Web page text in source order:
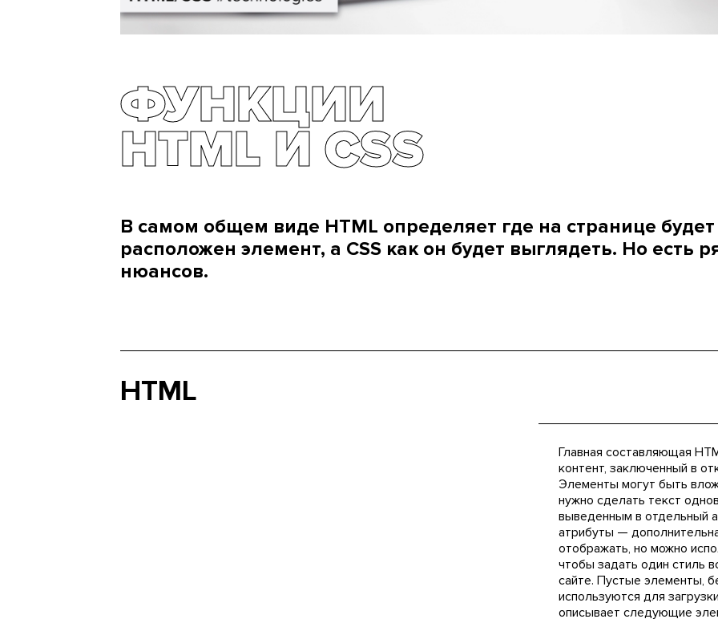
ФУНКЦИИ
HTML И CSS
В самом общем виде HTML определяет где на странице будет
расположен элемент, а CSS как он будет выглядеть. Но есть
нюансов.
HTML
Главная составляющая
контент, заключенный в
Элементы могут быть
нужно сделать текст
выведенным в отдельный
атрибуты —
отображать, но можно
чтобы задать один стиль
сайте. Пустые элементы,
используются для
описывает следующие